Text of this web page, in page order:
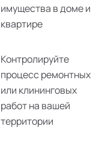
имущества в доме и
квартире
Контролируйте
процесс ремонтных
или клининговых
работ на вашей
территории